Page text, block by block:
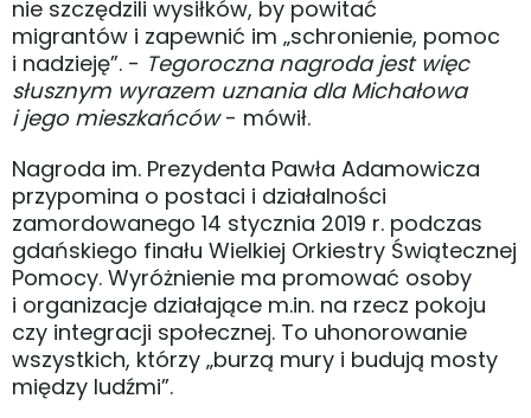
nie szczędzili wysiłków, by powitać
migrantów i zapewnić im „schronienie, pomoc
i nadzieję”. - Tegoroczna nagroda jest więc
słusznym wyrazem uznania dla Michałowa
i jego mieszkańców- mówił.
Nagroda im. Prezydenta Pawła Adamowicza
przypomina o postaci i działalności
zamordowanego 14 stycznia 2019 r. podczas
gdańskiego finału Wielkiej Orkiestry Świątecznej
Pomocy. Wyróżnienie ma promować osoby
i organizacje działające m.in. na rzecz pokoju
czy integracji społecznej. To uhonorowanie
wszystkich, którzy „burzą mury i budują mosty
między ludźmi”.